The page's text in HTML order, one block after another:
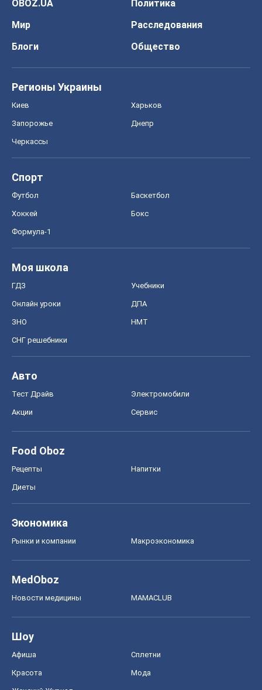
OBOZ.UA
Политика
Мир
Расследования
Блоги
Общество
Регионы Украины
Киев Харьков
Запорожье Днепр
Черкассы
Спорт
Футбол Баскетбол
Хоккей Бокс
Формула-1
Моя школа
ГДЗ Учебники
Онлайн уроки ДПА
ЗНО НМТ
СНГ решебники
Авто
Тест Драйв Электромобили
Акции Сервис
Food Oboz
Рецепты Напитки
Диеты
Экономика
Рынки и компании Mакроэкономика
MedOboz
Новости медицины MAMACLUB
Шоу
Афиша Сплетни
Красота Мода